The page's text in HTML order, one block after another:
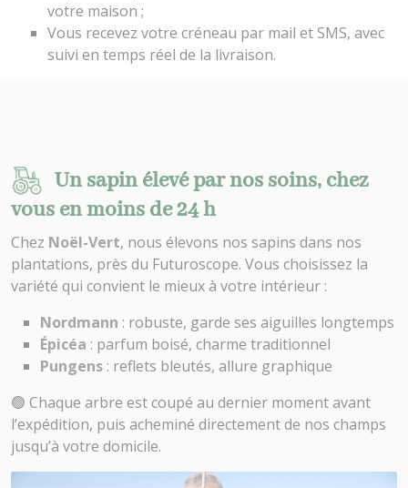
votre maison ;
Vous recevez votre créneau par mail et SMS, avec
suivi en temps réel de la livraison.
Un sapin élevé par nos soins, chez
vous en moins de 24 h
Chez Noël-Vert, nous élevons nos sapins dans nos
plantations, près du Futuroscope. Vous choisissez la
variété qui convient le mieux à votre intérieur :
Nordmann : robuste, garde ses aiguilles longtemps
Épicéa : parfum boisé, charme traditionnel
Pungens : reflets bleutés, allure graphique
🟢 Chaque arbre est coupé au dernier moment avant
l’expédition, puis acheminé directement de nos champs
jusqu’à votre domicile.